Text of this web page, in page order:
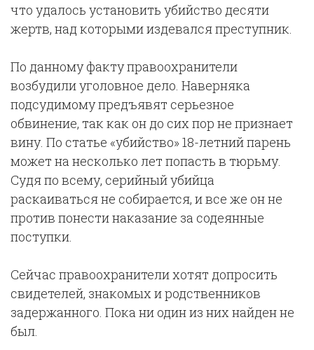
что удалось установить убийство десяти
жертв, над которыми издевался преступник.
По данному факту правоохранители
возбудили уголовное дело. Наверняка
подсудимому предъявят серьезное
обвинение, так как он до сих пор не признает
вину. По статье «убийство» 18-летний парень
может на несколько лет попасть в тюрьму.
Судя по всему, серийный убийца
раскаиваться не собирается, и все же он не
против понести наказание за содеянные
поступки.
Сейчас правоохранители хотят допросить
свидетелей, знакомых и родственников
задержанного. Пока ни один из них найден не
был.